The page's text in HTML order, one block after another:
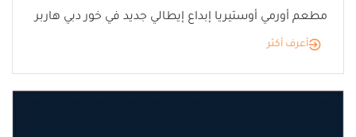
مطعم أورمي أوستيريا إبداع إيطالي جديد في خور دبي هاربر
أعرف أكثر